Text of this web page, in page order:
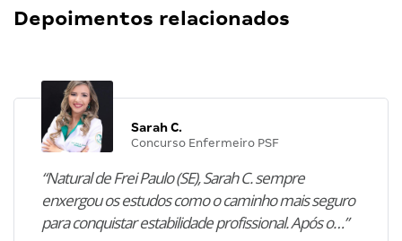
Depoimentos relacionados
Sarah C.
Concurso Enfermeiro PSF
“Natural de Frei Paulo (SE), Sarah C. sempre
enxergou os estudos como o caminho mais seguro
para conquistar estabilidade profissional. Após o…”